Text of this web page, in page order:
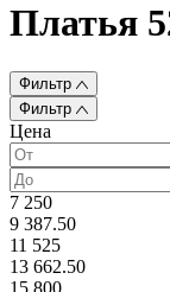
Платья
Фильтр
Фильтр
Цена
7 250
9 387.50
11 525
13 662.50
15 800